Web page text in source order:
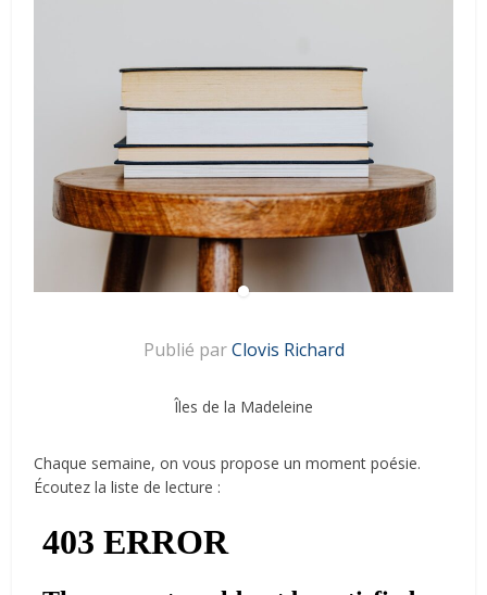
Publié parClovis Richard
Îles de la Madeleine
Chaque semaine, on vous propose un moment poésie.
Écoutez la liste de lecture :